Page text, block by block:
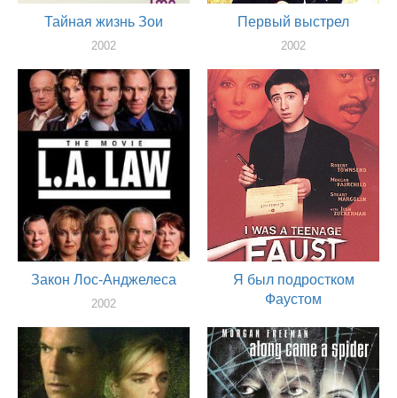
Тайная жизнь Зои
2002
Первый выстрел
2002
Закон Лос-Анджелеса
2002
Я был подростком
Фаустом
актер